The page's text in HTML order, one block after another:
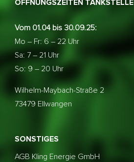
ÖFFNUNGSZEITEN TANKSTELLE
Vom 01.04 bis 30.09.25:
Mo – Fr: 6 – 22 Uhr
Sa: 7 – 21 Uhr
So: 9 – 20 Uhr
Wilhelm-Maybach-Straße 2
73479 Ellwangen
SONSTIGES
AGB Kling Energie GmbH